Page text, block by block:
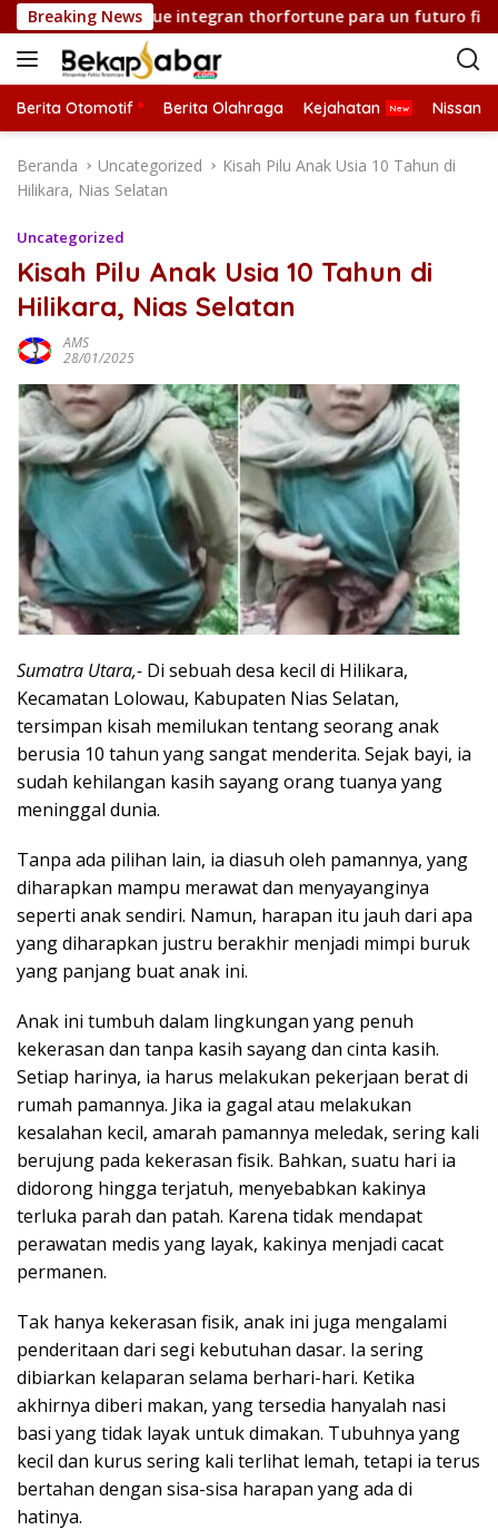
a
g
u
Breaking News
de inversión que integran thorfortune para un futuro
Berita Otomotif Berita Olahraga Kejahatan Nissan
Beranda Uncategorized
Kisah Pilu Anak Usia 10 Tahun di
Hilikara, Nias Selatan
Uncategorized
Kisah Pilu Anak Usia 10 Tahun di
Hilikara, Nias Selatan
AMS
28/01/2025
Sumatra Utara,- Di sebuah desa kecil di Hilikara,
Kecamatan Lolowau, Kabupaten Nias Selatan,
tersimpan kisah memilukan tentang seorang anak
berusia 10 tahun yang sangat menderita. Sejak bayi, ia
sudah kehilangan kasih sayang orang tuanya yang
meninggal dunia.
Tanpa ada pilihan lain, ia diasuh oleh pamannya, yang
diharapkan mampu merawat dan menyayanginya
seperti anak sendiri. Namun, harapan itu jauh dari apa
yang diharapkan justru berakhir menjadi mimpi buruk
yang panjang buat anak ini.
Anak ini tumbuh dalam lingkungan yang penuh
kekerasan dan tanpa kasih sayang dan cinta kasih.
Setiap harinya, ia harus melakukan pekerjaan berat di
rumah pamannya. Jika ia gagal atau melakukan
kesalahan kecil, amarah pamannya meledak, sering kali
berujung pada kekerasan fisik. Bahkan, suatu hari ia
didorong hingga terjatuh, menyebabkan kakinya
terluka parah dan patah. Karena tidak mendapat
perawatan medis yang layak, kakinya menjadi cacat
permanen.
Tak hanya kekerasan fisik, anak ini juga mengalami
penderitaan dari segi kebutuhan dasar. Ia sering
dibiarkan kelaparan selama berhari-hari. Ketika
akhirnya diberi makan, yang tersedia hanyalah nasi
basi yang tidak layak untuk dimakan. Tubuhnya yang
kecil dan kurus sering kali terlihat lemah, tetapi ia terus
bertahan dengan sisa-sisa harapan yang ada di
hatinya.